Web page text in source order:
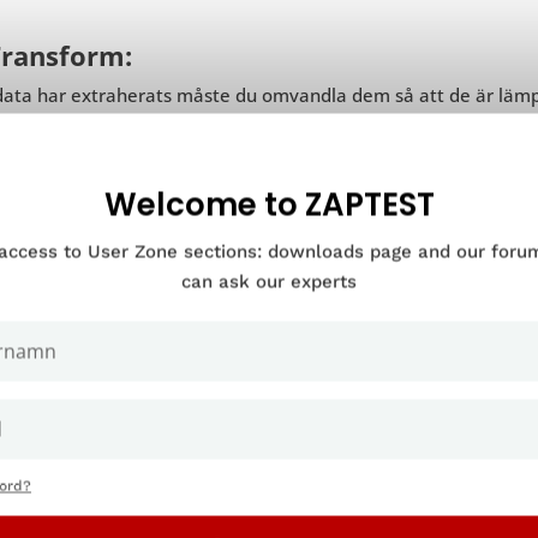
har extraherats måste du omvandla dem så att de är
delen av processen består av att ladda in data i
en datasjö eller något annat arkiv.
, men har på senare tid fått ökad
beroende av molnbaserade system, realtidsdata, analys och
Vad är ETL-
Welcome to ZAPTEST
to User Zone sections: downloads page and our
can ask our experts